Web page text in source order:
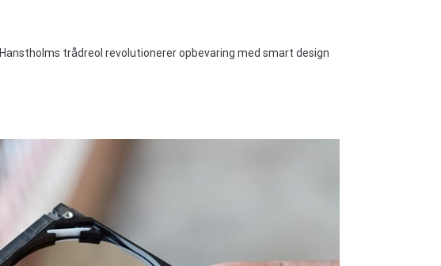
Hanstholms trådreol revolutionerer opbevaring med smart design